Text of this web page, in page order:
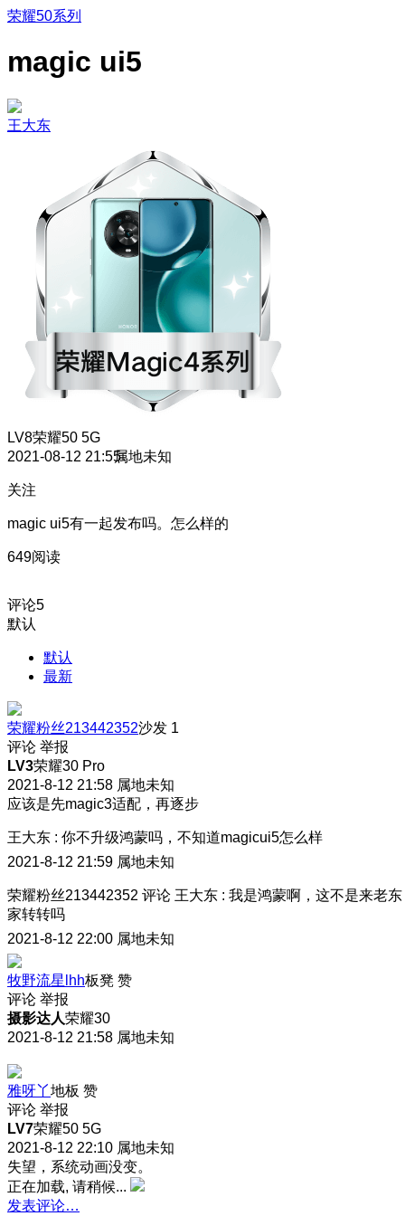
荣耀50系列
magic ui5
王大东
LV8荣耀50 5G
2021-08-12 21:55属地未知
关注
magic ui5有一起发布吗。怎么样的
649阅读
评论5
默认
默认
最新
荣耀粉丝213442352沙发 1
评论 举报
LV3荣耀30 Pro
2021-8-12 21:58 属地未知
应该是先magic3适配，再逐步
王大东 : 你不升级鸿蒙吗，不知道magicui5怎么样
2021-8-12 21:59 属地未知
荣耀粉丝213442352 评论 王大东 : 我是鸿蒙啊，这不是来老东
家转转吗
2021-8-12 22:00 属地未知
牧野流星lhh板凳 赞
评论 举报
摄影达人荣耀30
2021-8-12 21:58 属地未知
雅呀丫地板 赞
评论 举报
LV7荣耀50 5G
2021-8-12 22:10 属地未知
失望，系统动画没变。
正在加载, 请稍候...
发表评论…